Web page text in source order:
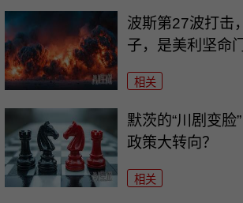
波斯第27波打击
子，是美利坚命
相关
默茨的“川剧变脸
政策大转向？
相关